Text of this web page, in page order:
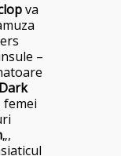
va
–
femei
„,